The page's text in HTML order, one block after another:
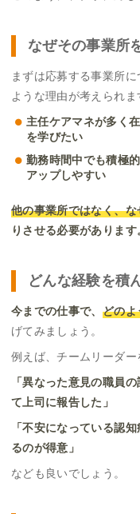
なぜその事業所
まずは応募する事業所
ような理由が考えられま
主任ケアマネが多く
を学びたい
勤務時間中でも積極
アップしやすい
他の事業所ではなく、
りさせる必要があります
どんな経験を積
今までの仕事で、 どのよ
げてみましょう。
例えば、チームリーダ
「異なった意見の職員
て上司に報告した」
「不安になっている認
るのが得意」
なども良いでしょう。